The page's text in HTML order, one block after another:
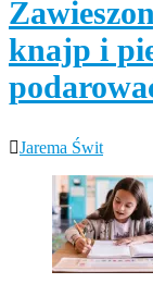
knajp i
Jarema Świt